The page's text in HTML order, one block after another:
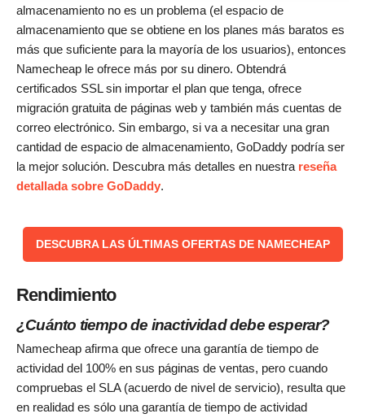
almacenamiento no es un problema (el espacio de
almacenamiento que se obtiene en los planes más baratos es
más que suficiente para la mayoría de los usuarios), entonces
Namecheap le ofrece más por su dinero. Obtendrá
certificados SSL sin importar el plan que tenga, ofrece
migración gratuita de páginas web y también más cuentas de
correo electrónico. Sin embargo, si va a necesitar una gran
cantidad de espacio de almacenamiento, GoDaddy podría ser
la mejor solución. Descubra más detalles en nuestra reseña
detallada sobre GoDaddy.
DESCUBRA LAS ÚLTIMAS OFERTAS DE NAMECHEAP
Rendimiento
¿Cuánto tiempo de inactividad debe esperar?
Namecheap afirma que ofrece una garantía de tiempo de
actividad del 100% en sus páginas de ventas, pero cuando
compruebas el SLA (acuerdo de nivel de servicio), resulta que
en realidad es sólo una garantía de tiempo de actividad